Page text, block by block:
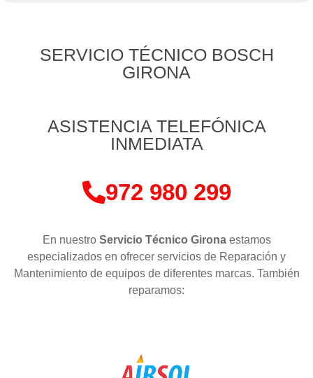
SERVICIO TÉCNICO BOSCH
GIRONA
ASISTENCIA TELEFÓNICA
INMEDIATA
972 980 299
En nuestro Servicio Técnico Girona estamos
especializados en ofrecer servicios de Reparación y
Mantenimiento de equipos de diferentes marcas. También
reparamos: